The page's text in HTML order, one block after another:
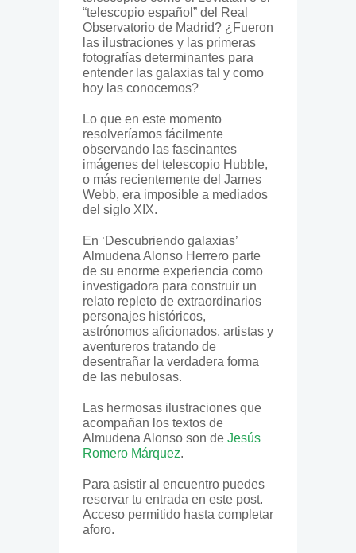
“telescopio español” del Real
Observatorio de Madrid? ¿Fueron
las ilustraciones y las primeras
fotografías determinantes para
entender las galaxias tal y como
hoy las conocemos?
Lo que en este momento
resolveríamos fácilmente
observando las fascinantes
imágenes del telescopio Hubble,
o más recientemente del James
Webb, era imposible a mediados
del siglo XIX.
En ‘Descubriendo galaxias’
Almudena Alonso Herrero parte
de su enorme experiencia como
investigadora para construir un
relato repleto de extraordinarios
personajes históricos,
astrónomos aficionados, artistas y
aventureros tratando de
desentrañar la verdadera forma
de las nebulosas.
Las hermosas ilustraciones que
acompañan los textos de
Almudena Alonso son de Jesús
Romero Márquez.
Para asistir al encuentro puedes
reservar tu entrada en este post.
Acceso permitido hasta completar
aforo.